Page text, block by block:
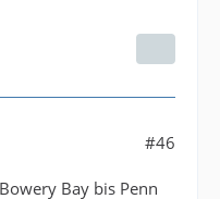
#46
Bay bis Penn